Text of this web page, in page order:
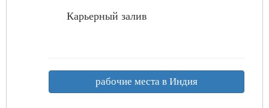
Карьерный залив
рабочие места в Индия